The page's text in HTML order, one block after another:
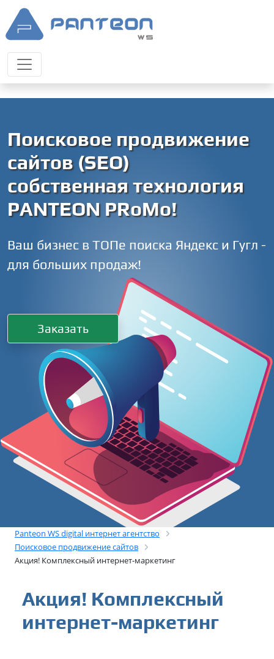
Поисковое продвижение
сайтов (SEO)
собственная технология
PANTEON PRoMo!
Ваш бизнес в ТОПе поиска Яндекс и Гугл -
для больших продаж!
Заказать
Panteon WS digital интернет агентство
Поисковое продвижение сайтов
Акция! Комплексный интернет-маркетинг
Акция! Комплексный
интернет-маркетинг